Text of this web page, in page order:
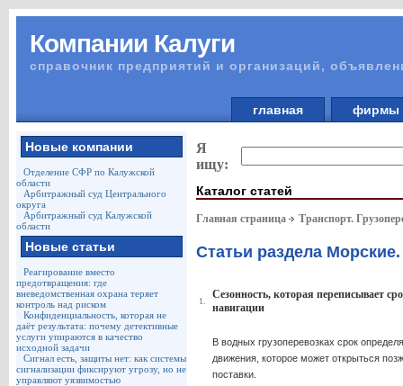
Компании Калуги
справочник предприятий и организаций,
главная
Новые компании
Отделение СФР по Калужской
области
Арбитражный суд Центрального
округа
Арбитражный суд Калужской
области
Новые статьи
Реагирование вместо
предотвращения: где
вневедомственная охрана теряет
контроль над риском
Конфиденциальность, которая не
даёт результата: почему детективные
услуги упираются в качество
исходной задачи
Сигнал есть, защиты нет: как системы
сигнализации фиксируют угрозу, но не
управляют уязвимостью
Я
ищу:
Каталог статей
Главная страница Транспорт.
Статьи раздела
1.
Сезонность, которая переписывает
навигации
В водных грузоперевозках срок
движения, которое может открыться
поставки.